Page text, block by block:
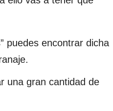
” puedes encontrar dicha
una gran cantidad de